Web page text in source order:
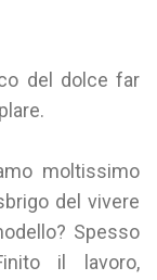
del dolce far
moltissimo
del vivere
Spesso
il lavoro,